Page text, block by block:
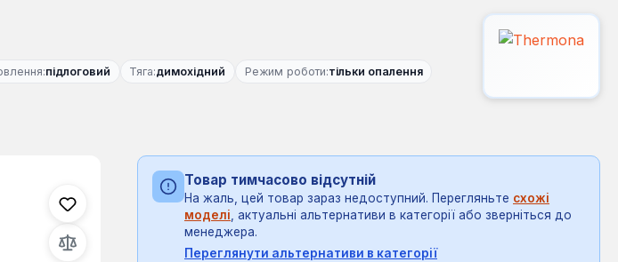
підлоговий Тяга:димохідний Режим роботи:тільки опалення
Товар тимчасово відсутній
На жаль, цей товар зараз недоступний. Перегляньте схожі
моделі , актуальні альтернативи в категорії або зверніться до
менеджера.
Переглянути альтернативи в категорії